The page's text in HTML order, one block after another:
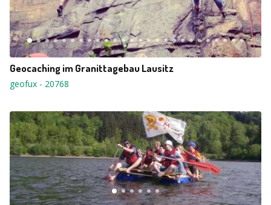
Geocaching im Granittagebau Lausitz
geofux - 20768